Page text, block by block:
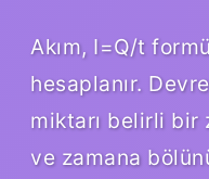
Akım, I=Q/t
hesaplanır.
miktarı belirli bir
ve zamana